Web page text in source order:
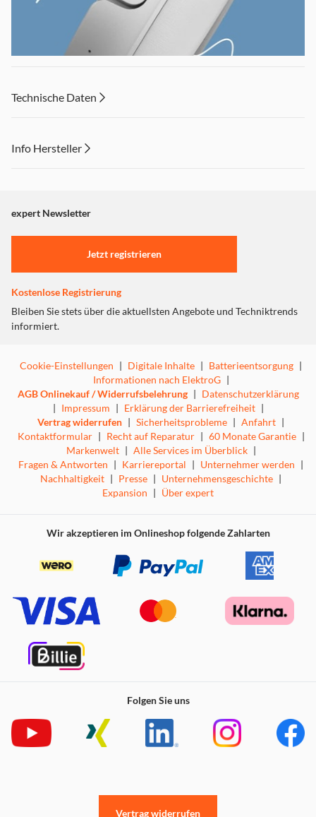
Die Mikrofone in den Ohrmuscheln erkennen die
Frequenzen der Umgebungsgeräusche und erzeugen
ermöglichen. Tauche ein in den Beat und erlebe Musik in
jeder Situation mit ANC.
UMGEBUNGSGERÄUSCHMODUS SICHERES
REISEN
Technische Daten
Info Hersteller
"Marketing".
Einstellungen anpassen
expert Newsletter
Jetzt registrieren
Kostenlose Registrierung
Bleiben Sie stets über die aktuellsten Angebote und Techniktrends
informiert.
Cookie-Einstellungen | Digitale Inhalte | Batterieentsorgung |
Informationen nach ElektroG |
AGB Onlinekauf / Widerrufsbelehrung | Datenschutzerklärung
| Impressum | Erklärung der Barrierefreiheit |
Vertrag widerrufen | Sicherheitsprobleme | Anfahrt |
Kontaktformular | Recht auf Reparatur | 60 Monate Garantie |
Markenwelt | Alle Services im Überblick |
Fragen & Antworten | Karriereportal | Unternehmer werden |
Nachhaltigkeit | Presse | Unternehmensgeschichte |
Expansion | Über expert
Wir akzeptieren im Onlineshop folgende Zahlarten
Folgen Sie uns
Vertrag widerrufen